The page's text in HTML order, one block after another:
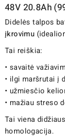
48V 20.8Ah
Didelės talpos
įkrovimu
Tai reiškia:
• savaitė
• ilgi maršrutai į
• užmiesčio
• mažiau streso
Tai viena
homologacija.